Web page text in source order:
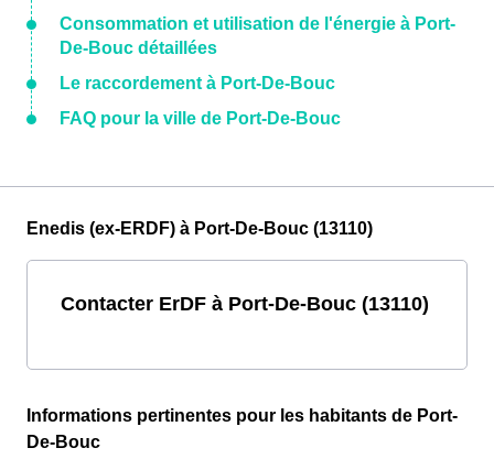
Consommation et utilisation de l'énergie à Port-
De-Bouc détaillées
Le raccordement à Port-De-Bouc
FAQ pour la ville de Port-De-Bouc
Enedis (ex-ERDF) à Port-De-Bouc (13110)
Contacter ErDF à Port-De-Bouc (13110)
Informations pertinentes pour les habitants de Port-
De-Bouc